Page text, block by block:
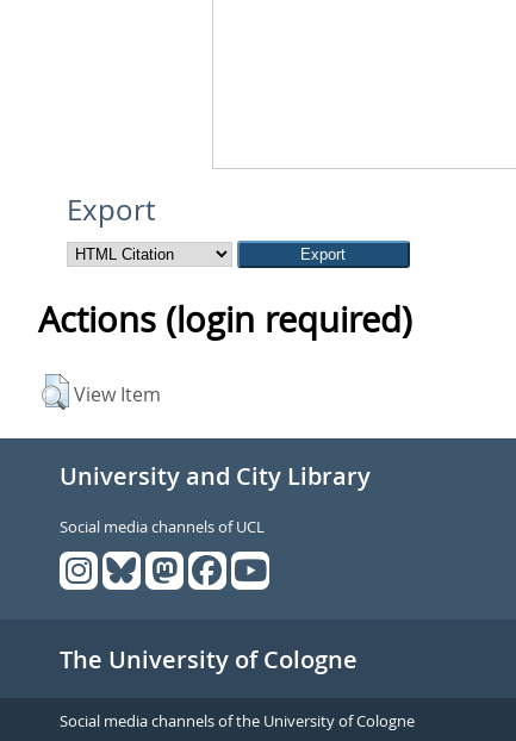
Export
Actions (login required)
View Item
University and City Library
Social media channels of UCL
The University of Cologne
Social media channels of the University of Cologne